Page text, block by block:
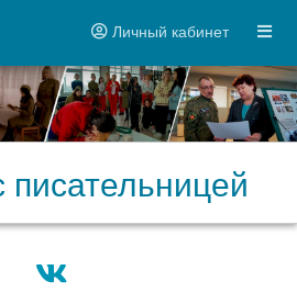
Личный кабинет
писательницей